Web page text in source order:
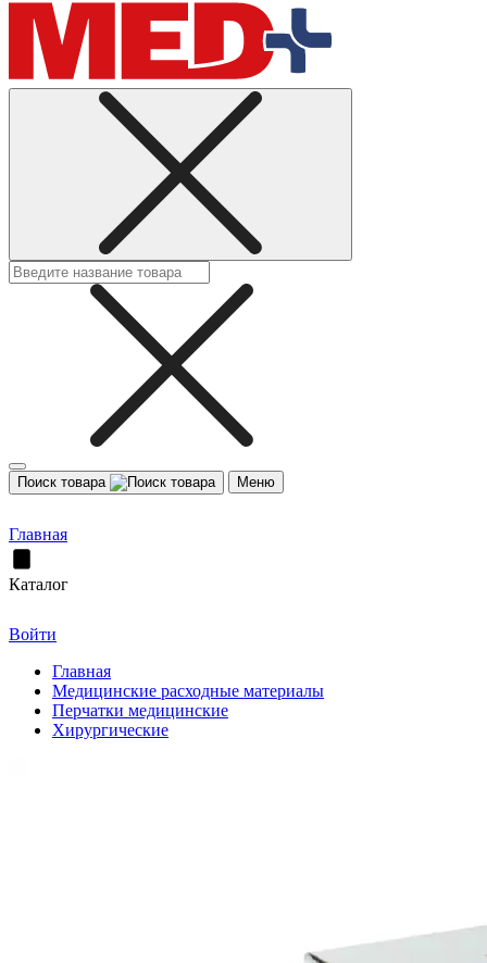
Поиск товара Меню
Главная
Каталог
Войти
Главная
Медицинские расходные материалы
Перчатки медицинские
Хирургические